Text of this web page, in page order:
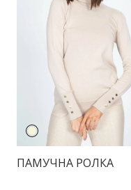
ПАМУЧНА РОЛКА